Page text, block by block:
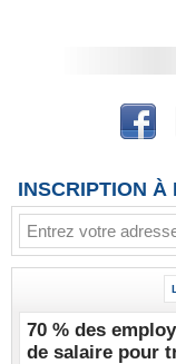
INSCRIPTION À
70 % des
de salaire pour